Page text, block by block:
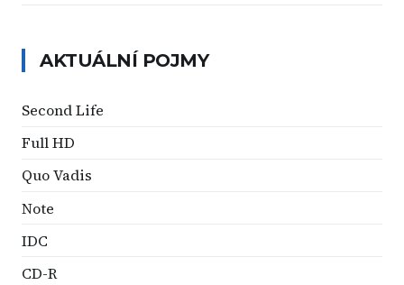
AKTUÁLNÍ POJMY
Second Life
Full HD
Quo Vadis
Note
IDC
CD-R